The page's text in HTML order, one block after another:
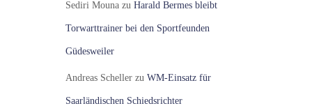
Sediri Mounazu Harald Bermes bleibt
Torwarttrainer bei den Sportfeunden
Güdesweiler
Andreas Schellerzu WM-Einsatz für
Saarländischen Schiedsrichter